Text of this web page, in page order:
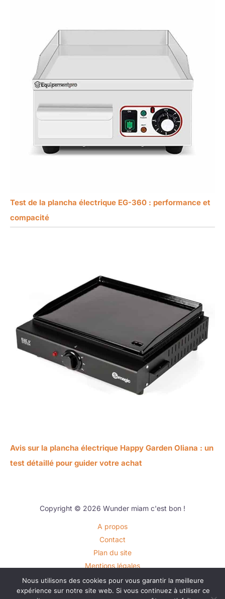
Test de la plancha électrique EG-360 : performance et
compacité
Avis sur la plancha électrique Happy Garden Oliana : un
test détaillé pour guider votre achat
Copyright © 2026 Wunder miam c'est bon !
A propos
Contact
Plan du site
Mentions légales
Politique de confidentialité
Nous utilisons des cookies pour vous garantir la meilleure
expérience sur notre site web. Si vous continuez à utiliser ce